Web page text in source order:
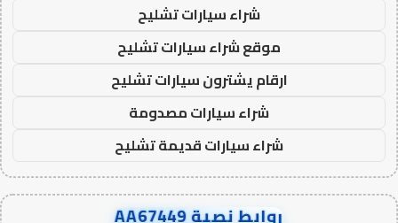
شراء سيارات تشليح
موقع شراء سيارات تشليح
ارقام يشترون سيارات تشليح
شراء سيارات مصدومة
شراء سيارات قديمة تشليح
روابط نصية AA67449